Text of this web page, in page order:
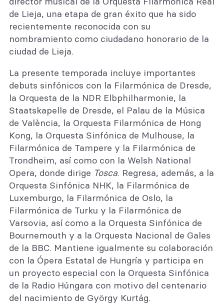
de Lieja, una etapa de gran éxito que ha sido
recientemente reconocida con su
nombramiento como ciudadano honorario de la
ciudad de Lieja.
La presente temporada incluye importantes
debuts sinfónicos con la Filarmónica de Dresde,
la Orquesta de la NDR Elbphilharmonie, la
Staatskapelle de Dresde, el Palau de la Música
de València, la Orquesta Filarmónica de Hong
Kong, la Orquesta Sinfónica de Mulhouse, la
Filarmónica de Tampere y la Filarmónica de
Trondheim, así como con la Welsh National
Opera, donde dirige Tosca. Regresa, además, a la
Orquesta Sinfónica NHK, la Filarmónica de
Luxemburgo, la Filarmónica de Oslo, la
Filarmónica de Turku y la Filarmónica de
Varsovia, así como a la Orquesta Sinfónica de
Bournemouth y a la Orquesta Nacional de Gales
de la BBC. Mantiene igualmente su colaboración
con la Ópera Estatal de Hungría y participa en
un proyecto especial con la Orquesta Sinfónica
de la Radio Húngara con motivo del centenario
del nacimiento de György Kurtág.